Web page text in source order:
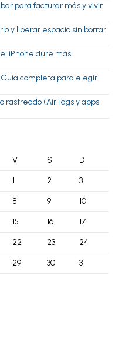
para facturar más y vivir
y liberar espacio sin borrar
iPhone dure más
completa para elegir
rastreado (AirTags y apps
V S D
1 2 3
8 9 10
15 16 17
22 23 24
29 30 31